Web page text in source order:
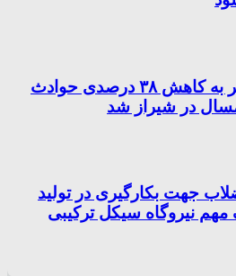
فرهنگ سازی منجر به کاهش ۳۸ درصدی حوادث
در شیراز شد
جهت بکارگیری در تولید
نیروگاه سیکل ترکیبی